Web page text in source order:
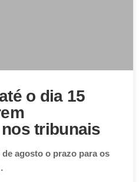
o dia 15
tribunais
de agosto o prazo para os